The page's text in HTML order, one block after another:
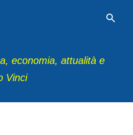
economia, attualità e
Vinci